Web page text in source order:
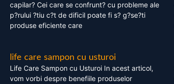
capilar? Cei care se confrunt? cu probleme ale
p?rului ?tiu c?t de dificil poate fi s? g?se?ti
produse eficiente care
life care sampon cu usturoi
Life Care Sampon cu Usturoi In acest articol,
vom vorbi despre benefiile produselor